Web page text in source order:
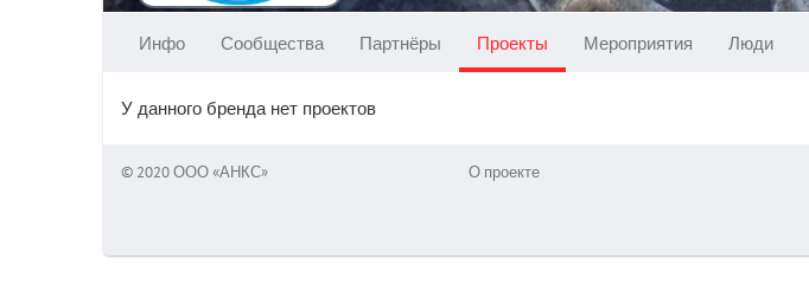
Инфо Сообщества Партнёры Проекты Мероприятия Люди
У данного бренда нет проектов
© 2020 ООО «АНКС» О проекте